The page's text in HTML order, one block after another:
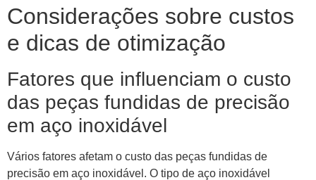
Considerações sobre custos
e dicas de otimização
Fatores que influenciam o custo
das peças fundidas de precisão
em aço inoxidável
Vários fatores afetam o custo das peças fundidas de
precisão em aço inoxidável. O tipo de aço inoxidável